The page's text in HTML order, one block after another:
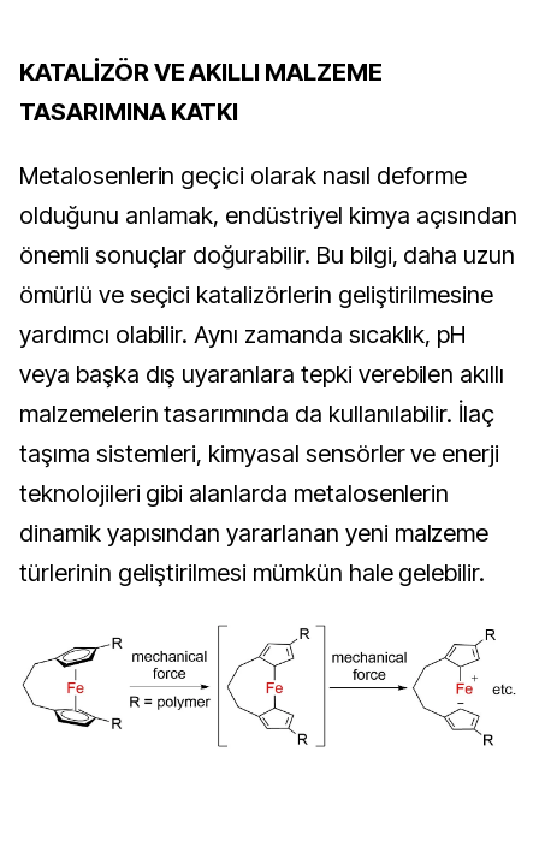
KATALİZÖR VE AKILLI MALZEME
TASARIMINA KATKI
Metalosenlerin geçici olarak nasıl deforme
olduğunu anlamak, endüstriyel kimya açısından
önemli sonuçlar doğurabilir. Bu bilgi, daha uzun
ömürlü ve seçici katalizörlerin geliştirilmesine
yardımcı olabilir. Aynı zamanda sıcaklık, pH
veya başka dış uyaranlara tepki verebilen akıllı
malzemelerin tasarımında da kullanılabilir. İlaç
taşıma sistemleri, kimyasal sensörler ve enerji
teknolojileri gibi alanlarda metalosenlerin
dinamik yapısından yararlanan yeni malzeme
türlerinin geliştirilmesi mümkün hale gelebilir.